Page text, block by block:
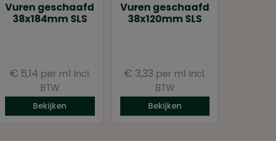
Vuren geschaafd
38x184mm SLS
€ 5,14 per m1 Incl.
BTW
Bekijken
Vuren geschaafd
38x120mm SLS
€ 3,33 per m1 Incl.
BTW
Bekijken